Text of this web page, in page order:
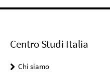
Centro Studi Italia
Chi siamo